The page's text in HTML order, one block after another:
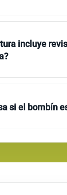
incluye
si el bombín